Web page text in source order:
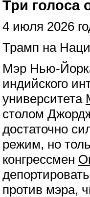
Три голоса
4 июля 2026
Трамп на
Мэр Нью-
индийского
университета
столом
достаточно
режим, но
конгрессмен
против мэра,